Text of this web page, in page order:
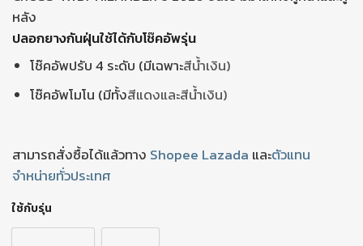
หลัง
ปลอกยางกันฝุ่นใช้ได้กับโช๊คอัพรุ่น
โช๊คอัพปรับ 4 ระดับ (มีเฉพาะสีน้ำเงิน)
โช๊คอัพโมโน (มีทั้งสีแดงและสีน้ำเงิน)
สามารถสั่งซื้อได้แล้วทาง Shopee Lazada และตัวแทน
จำหน่ายทั่วประเทศ
ใช้กับรุ่น